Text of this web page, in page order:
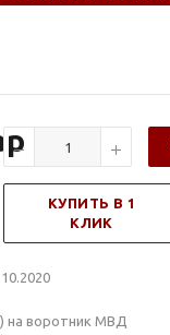
КУПИТЬ В 1
КЛИК
на воротник МВД